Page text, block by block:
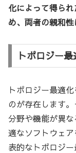
化によって得ら
め、両者の親和性
トポロジー
トポロジー最適
のが存在します
分野や機能が異
適なソフトウェ
表的なトポロジー